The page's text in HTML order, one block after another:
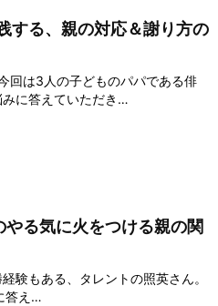
する、親の対応＆謝り方の
は3人の子どものパパである俳
に答えていただき…
る気に火をつける親の関
験もある、タレントの照英さん。
答え…